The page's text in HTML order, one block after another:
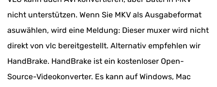
nicht unterstützen. Wenn Sie MKV als Ausgabeformat
asuwählen, wird eine Meldung: Dieser muxer wird nicht
direkt von vlc bereitgestellt. Alternativ empfehlen wir
HandBrake. HandBrake ist ein kostenloser Open-
Source-Videokonverter. Es kann auf Windows, Mac